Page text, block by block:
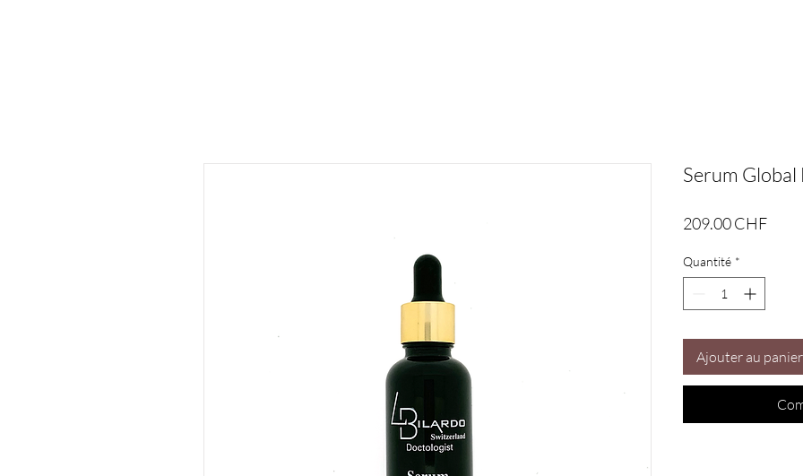
Serum
209.00 CHFPrix
Quantité *
Ajouter au panier